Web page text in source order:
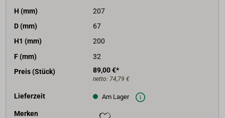
H (mm)
207
D (mm)
67
H1 (mm)
200
F (mm)
32
Preis (Stück)
89,00 €*
netto: 74,79 €
Lieferzeit Am Lager
Merken